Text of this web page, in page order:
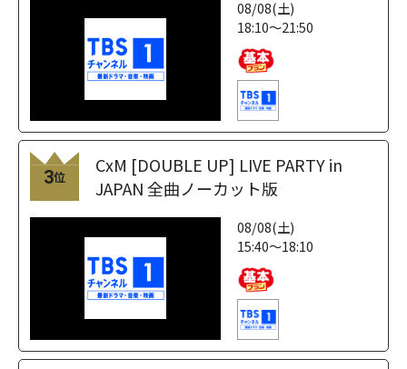
08/08(土)
18:10～21:50
3位
CxM [DOUBLE UP] LIVE PARTY in
JAPAN 全曲ノーカット版
08/08(土)
15:40～18:10